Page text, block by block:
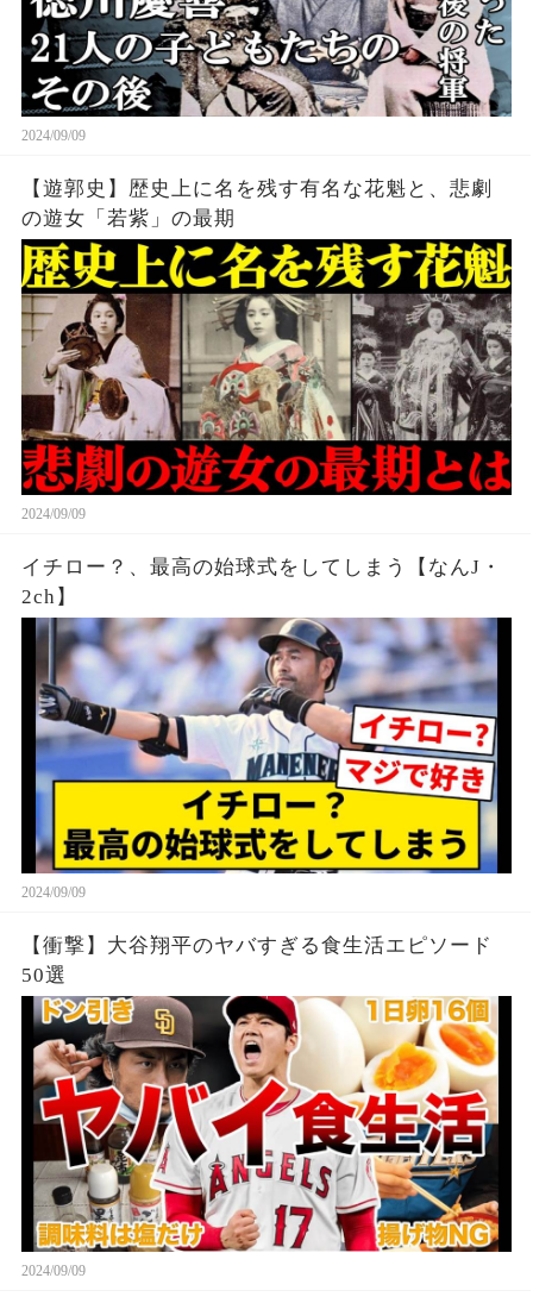
2024/09/09
【遊郭史】歴史上に名を残す有名な花魁と、悲劇
の遊女「若紫」の最期
2024/09/09
イチロー？、最高の始球式をしてしまう【なんJ・
2ch】
2024/09/09
【衝撃】大谷翔平のヤバすぎる食生活エピソード
50選
2024/09/09